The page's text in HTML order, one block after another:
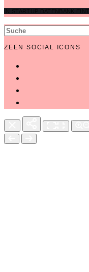
ZEEN SOCIAL ICONS